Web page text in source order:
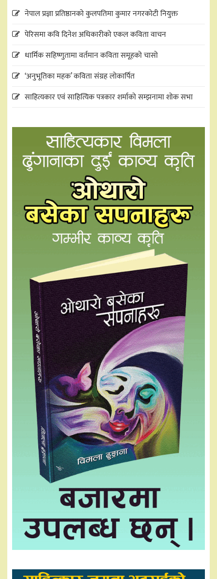
नेपाल प्रज्ञा प्रतिष्ठानको कुलपतिमा कुमार नगरकोटी नियुक्त
पेरिसमा कवि दिनेश अधिकारीको एकल कविता वाचन
धार्मिक सहिष्णुतामा वर्तमान कविता समूहको चासो
‘अनुभूतिका महक’ कविता संग्रह लोकार्पित
साहित्यकार एवं साहित्यिक पत्रकार शर्माको सम्झनामा शोक सभा